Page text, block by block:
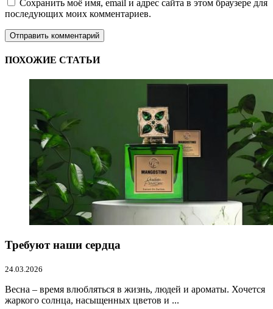
Сохранить моё имя, email и адрес сайта в этом браузере для
последующих моих комментариев.
ПОХОЖИЕ СТАТЬИ
Требуют наши сердца
24.03.2026
Весна – время влюбляться в жизнь, людей и ароматы. Хочется
жаркого солнца, насыщенных цветов и ...